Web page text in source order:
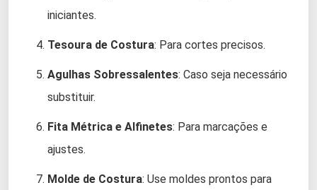
iniciantes.
Tesoura de Costura: Para cortes precisos.
Agulhas Sobressalentes: Caso seja necessário
substituir.
Fita Métrica e Alfinetes: Para marcações e
ajustes.
Molde de Costura: Use moldes prontos para